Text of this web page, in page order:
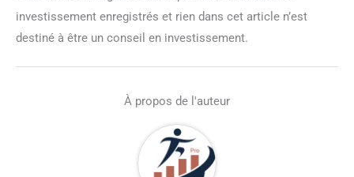
investissement enregistrés et rien dans cet article n’est
destiné à être un conseil en investissement.
À propos de l'auteur